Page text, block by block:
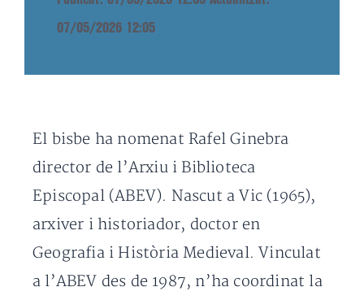
07/05/2026 12:05
El bisbe ha nomenat Rafel Ginebra
director de l’Arxiu i Biblioteca
Episcopal (ABEV). Nascut a Vic (1965),
arxiver i historiador, doctor en
Geografia i Història Medieval. Vinculat
a l’ABEV des de 1987, n’ha coordinat la